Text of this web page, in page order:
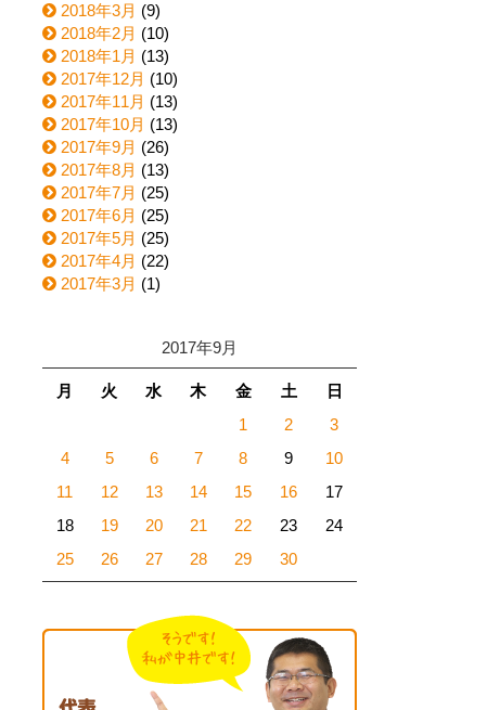
2018年3月 (9)
2018年2月 (10)
2018年1月 (13)
2017年12月 (10)
2017年11月 (13)
2017年10月 (13)
2017年9月 (26)
2017年8月 (13)
2017年7月 (25)
2017年6月 (25)
2017年5月 (25)
2017年4月 (22)
2017年3月 (1)
2017年9月
月 火 水 木 金 土
日
1
2
3
4
5 6 7 8 9
10
11
12 13 14 15 16
17
18
19 20 21 22 23
24
25
26 27 28 29 30